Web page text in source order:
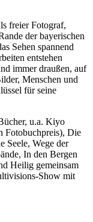
freier Fotograf,
der bayerischen
Sehen spannend
entstehen
immer draußen, auf
Menschen und
für seine
u.a. Kiyo
Fotobuchpreis), Die
Seele, Wege der
In den Bergen
Heilig gemeinsam
Show mit